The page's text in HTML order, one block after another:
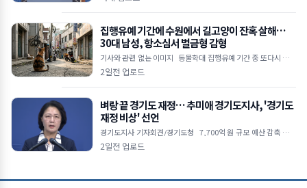
집행유예 기간에 수원에서 길고양이 잔혹 살해…
30대 남성, 항소심서 벌금형 감형
기사와 관련 없는 이미지 동물학대 집행유예 기간 중 또다시 고양
이 살해 범행 저질러 1심에서 징역 4개월 실형 선고받았으나 2심서
2일전 업로드
벼랑 끝 경기도 재정… 추미애 경기도지사, '경기도
재정 비상' 선언
경기도지사 기자회견/경기도청 7,700억 원 규모 예산 감축 불가
피 지방채 발행 한도 턱밑… 기금 바닥나 업무 경비 축소 및 불요불
2일전 업로드